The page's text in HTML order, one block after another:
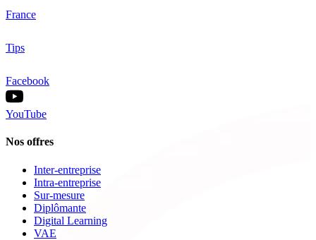
France
Tips
Facebook
YouTube
Nos offres
Inter-entreprise
Intra-entreprise
Sur-mesure
Diplômante
Digital Learning
VAE